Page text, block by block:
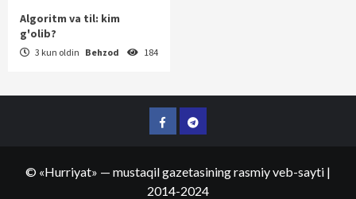
Algoritm va til: kim
g'olib?
3 kun oldin Behzod 184
FacebookTelegram
© «Hurriyat» — mustaqil gazetasining rasmiy veb-sayti |
2014-2024